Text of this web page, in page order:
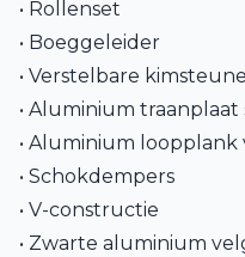
• Rollenset
• Boeggeleider
• Verstelbare
• Aluminium
• Aluminium loopplank
• Schokdempers
• V-constructie
• Zwarte aluminium